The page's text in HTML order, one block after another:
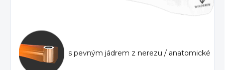
s pevným jádrem z nerezu / anatomické